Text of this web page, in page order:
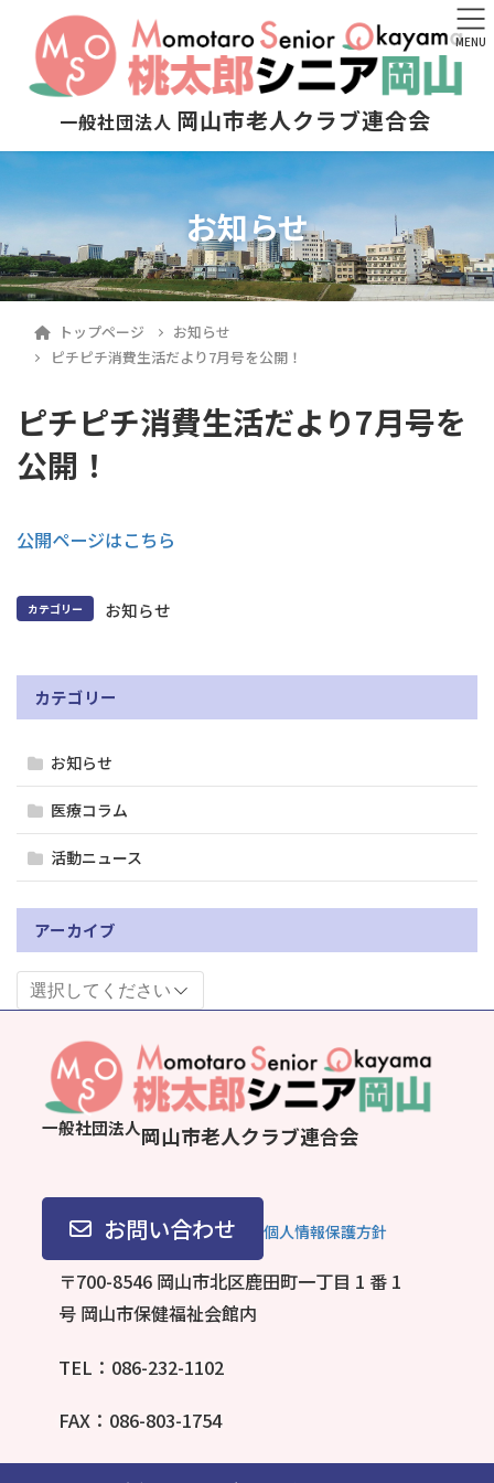
一般社団法人 岡山市老人クラブ連合会
お知らせ
トップページ
お知らせ
ピチピチ消費生活だより7月号を公開！
ピチピチ消費生活だより7月号を
公開！
公開ページはこちら
カテゴリー お知らせ
カテゴリー
お知らせ
医療コラム
活動ニュース
アーカイブ
一般社団法人岡山市老人クラブ連合会
お問い合わせ 個人情報保護方針
〒700-8546 岡山市北区鹿田町一丁目 1 番 1
号 岡山市保健福祉会館内
TEL：086-232-1102
FAX：086-803-1754
MENU